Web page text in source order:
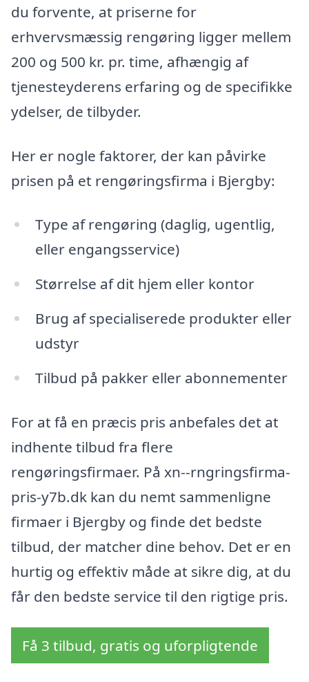
du forvente, at priserne for
erhvervsmæssig rengøring ligger mellem
200 og 500 kr. pr. time, afhængig af
tjenesteyderens erfaring og de specifikke
ydelser, de tilbyder.
Her er nogle faktorer, der kan påvirke
prisen på et rengøringsfirma i Bjergby:
Type af rengøring (daglig, ugentlig,
eller engangsservice)
Størrelse af dit hjem eller kontor
Brug af specialiserede produkter eller
udstyr
Tilbud på pakker eller abonnementer
For at få en præcis pris anbefales det at
indhente tilbud fra flere
rengøringsfirmaer. På xn--rngringsfirma-
pris-y7b.dk kan du nemt sammenligne
firmaer i Bjergby og finde det bedste
tilbud, der matcher dine behov. Det er en
hurtig og effektiv måde at sikre dig, at du
får den bedste service til den rigtige pris.
Få 3 tilbud, gratis og uforpligtende